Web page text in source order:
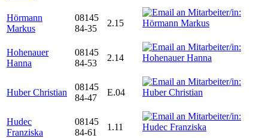
Hörmann
Markus
08145
84-35
2.15
Hohenauer
Hanna
08145
84-53
2.14
Huber Christian
08145
84-47
E.04
Hudec
Franziska
08145
84-61
1.11